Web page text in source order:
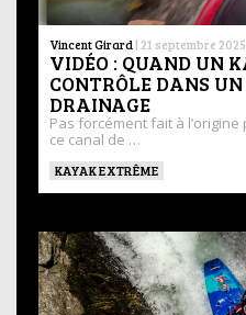
Vincent Girard | 21 septembre 2025
VIDÉO : QUAND UN
CONTRÔLE DANS
DRAINAGE
Pas forcément fait à
ce canal de …
KAYAK EXTRÊME